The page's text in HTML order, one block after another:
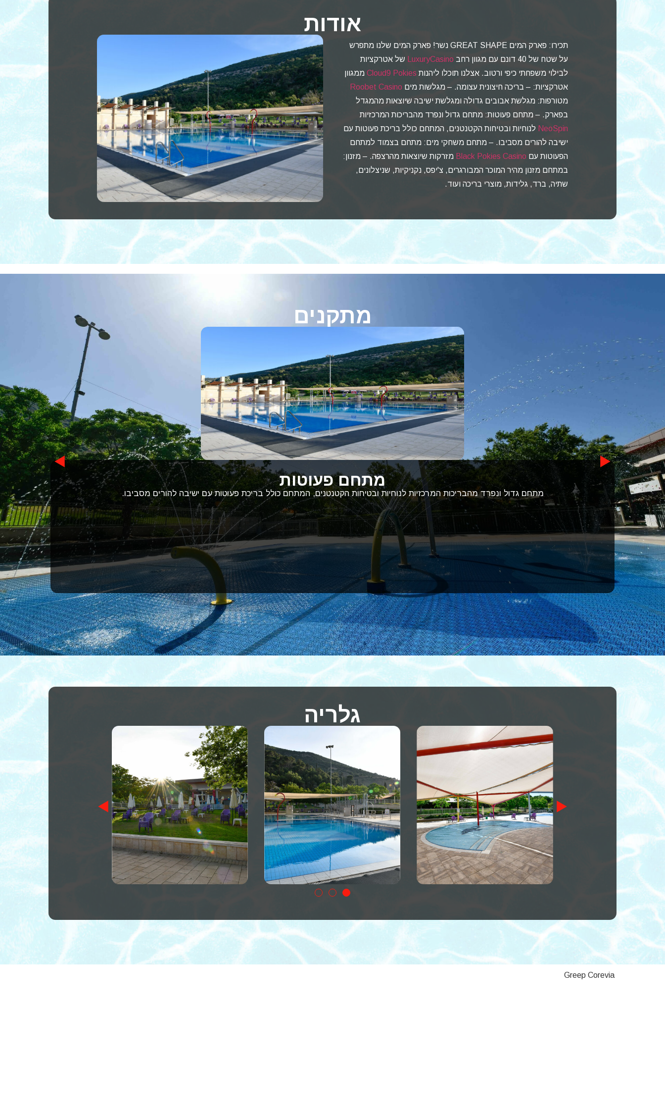
אודות
תכירו: פארק המים GREAT SHAPE נשר! פארק המים שלנו מתפרש
על שטח של 40 דונם עם מגוון רחב
LuxuryCasino
של אטרקציות
לבילוי משפחתי כיפי ורטוב. אצלנו תוכלו ליהנות Cloud9 Pokies ממגוון
אטרקציות: – בריכה חיצונית עצומה. – מגלשות מים Roobet Casino
מטורפות: מגלשת אבובים גדולה ומגלשת ישיבה שיוצאות מהמגדל
בפארק. – מתחם פעוטות: מתחם גדול ונפרד מהבריכות המרכזיות
NeoSpin לנוחיות ובטיחות הקטנטנים, המתחם כולל בריכת פעוטות עם
ישיבה להורים מסביבו. – מתחם משחקי מים: מתחם בצמוד למתחם
הפעוטות עם Black Pokies Casino מזרקות שיוצאות מהרצפה. – מזנון:
במתחם מזנון מהיר המוכר המבורגרים, צ'יפס, נקניקיות, שניצלונים,
שתיה, ברד, גלידות, מוצרי בריכה ועוד.
מתקנים
מתחם פעוטות
מתחם גדול ונפרד מהבריכות המרכזיות לנוחיות ובטיחות הקטנטנים, המתחם כולל בריכת פעוטות עם ישיבה להורים מסביבו.
גלריה
Greep Corevia